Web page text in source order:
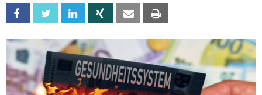
Facebook Twitter Linkedin Xing Email